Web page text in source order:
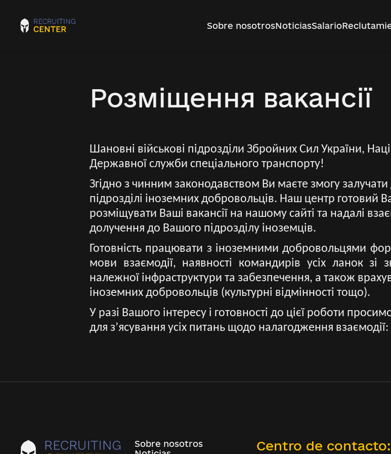
Sobre nosotrosNoticiasSalario
Розміщення вакансії
Шановні військові підрозділи Збройних Сил України,
Державної служби спеціального транспорту!
Згідно з чинним законодавством Ви маєте змогу
підрозділі іноземних добровольців. Наш центр готовий
розміщувати Ваші вакансії на нашому сайті та надалі
долучення до Вашого підрозділу іноземців.
Готовність працювати з іноземними добровольцями
мови взаємодії, наявності командирів усіх ланок зі
належної інфраструктури та забезпечення, а також
іноземних добровольців (культурні відмінності тощо).
У разі Вашого інтересу і готовності до цієї роботи
для з’ясування усіх питань щодо налагодження взаємодії:
Sobre nosotros
Centro de contacto: